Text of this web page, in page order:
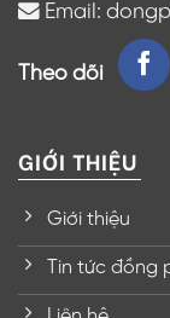
Email:
Theo dõi
GIỚI THIỆU
Giới thiệu
Tin tức đồng